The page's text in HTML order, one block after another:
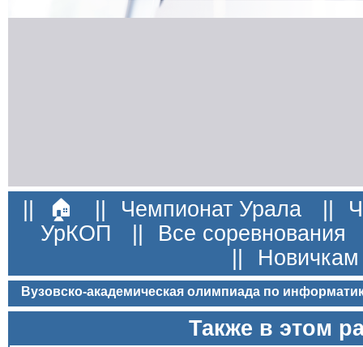
|| 🏠 || Чемпионат Урала ||
УрКОП
|| Все соревнования
||
Новичкам
Вузовско-академическая олимпиада по
Также в этом